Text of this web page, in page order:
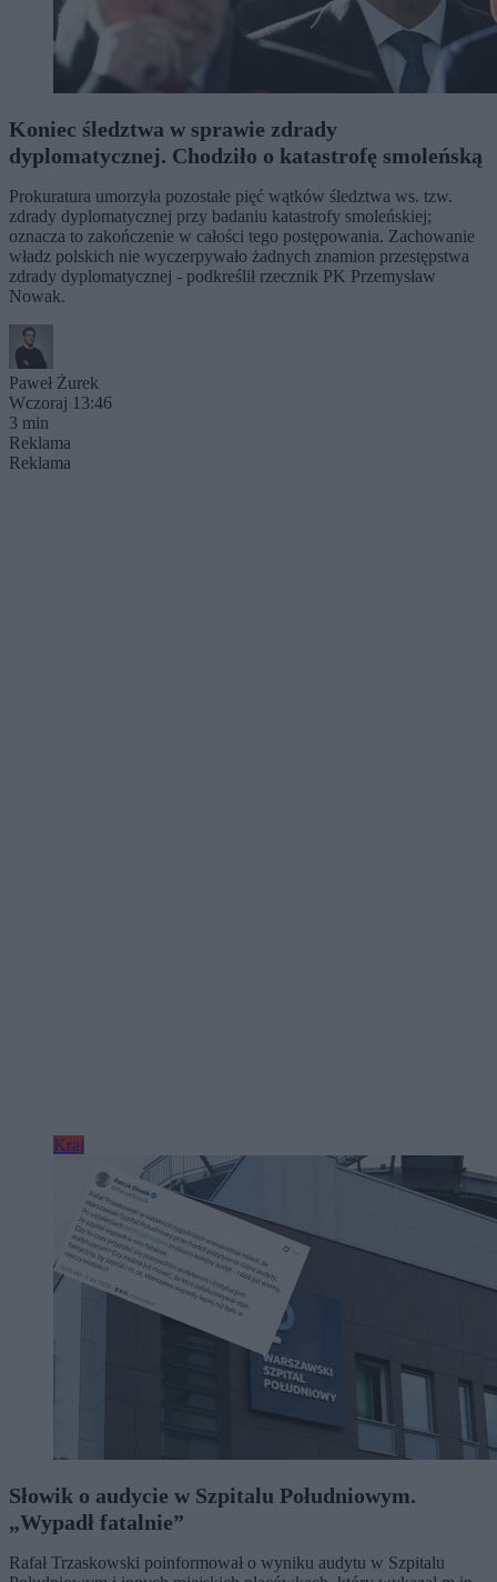
Koniec śledztwa w sprawie zdrady
dyplomatycznej. Chodziło o katastrofę smoleńską
Prokuratura umorzyła pozostałe pięć wątków śledztwa ws. tzw.
zdrady dyplomatycznej przy badaniu katastrofy smoleńskiej;
oznacza to zakończenie w całości tego postępowania. Zachowanie
władz polskich nie wyczerpywało żadnych znamion przestępstwa
zdrady dyplomatycznej - podkreślił rzecznik PK Przemysław
Nowak.
Paweł Żurek
Wczoraj 13:46
3 min
Reklama
Reklama
Kraj
Słowik o audycie w Szpitalu Południowym.
„Wypadł fatalnie”
Rafał Trzaskowski poinformował o wyniku audytu w Szpitalu